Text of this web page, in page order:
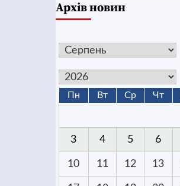
Архів новин
Пн Вт Ср Чт
3 4 5 6
10 11 12 13